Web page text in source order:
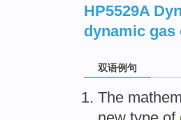
HP5529A
dynamic
双语例句
The